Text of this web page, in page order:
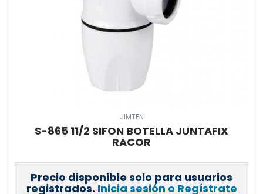
JIMTEN
S-865 11/2 SIFON BOTELLA JUNTAFIX
RACOR
Precio disponible solo para usuarios
registrados. Inicia sesión o Regístrate